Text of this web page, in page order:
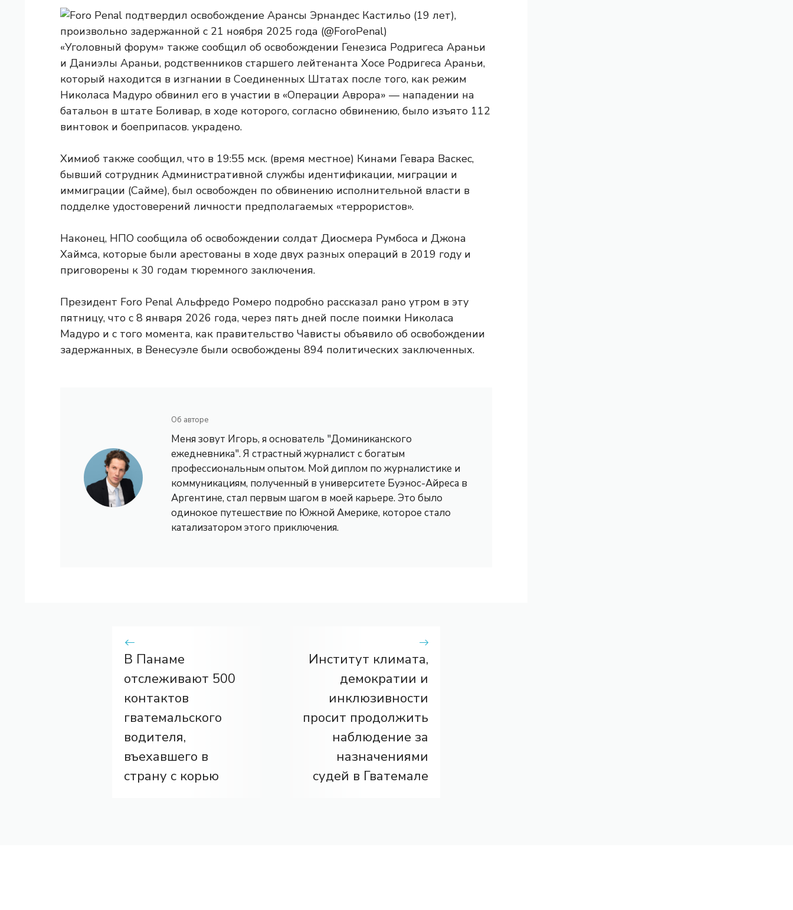
«Уголовный форум» также сообщил об освобождении Генезиса Родригеса Араньи
и Даниэлы Араньи, родственников старшего лейтенанта Хосе Родригеса Араньи,
который находится в изгнании в Соединенных Штатах после того, как режим
Николаса Мадуро обвинил его в участии в «Операции Аврора» — нападении на
батальон в штате Боливар, в ходе которого, согласно обвинению, было изъято 112
винтовок и боеприпасов. украдено.
Химиоб также сообщил, что в 19:55 мск. (время местное) Кинами Гевара Васкес,
бывший сотрудник Административной службы идентификации, миграции и
иммиграции (Сайме), был освобожден по обвинению исполнительной власти в
подделке удостоверений личности предполагаемых «террористов».
Наконец, НПО сообщила об освобождении солдат Диосмера Румбоса и Джона
Хаймса, которые были арестованы в ходе двух разных операций в 2019 году и
приговорены к 30 годам тюремного заключения.
Президент Foro Penal Альфредо Ромеро подробно рассказал рано утром в эту
пятницу, что с 8 января 2026 года, через пять дней после поимки Николаса
Мадуро и с того момента, как правительство Чависты объявило об освобождении
задержанных, в Венесуэле были освобождены 894 политических заключенных.
Об авторе
Меня зовут Игорь, я основатель "Доминиканского
ежедневника". Я страстный журналист с богатым
профессиональным опытом. Мой диплом по журналистике и
коммуникациям, полученный в университете Буэнос-Айреса в
Аргентине, стал первым шагом в моей карьере. Это было
одинокое путешествие по Южной Америке, которое стало
катализатором этого приключения.
В Панаме
отслеживают 500
контактов
гватемальского
водителя,
въехавшего в
страну с корью
Институт климата,
демократии и
инклюзивности
просит продолжить
наблюдение за
назначениями
судей в Гватемале